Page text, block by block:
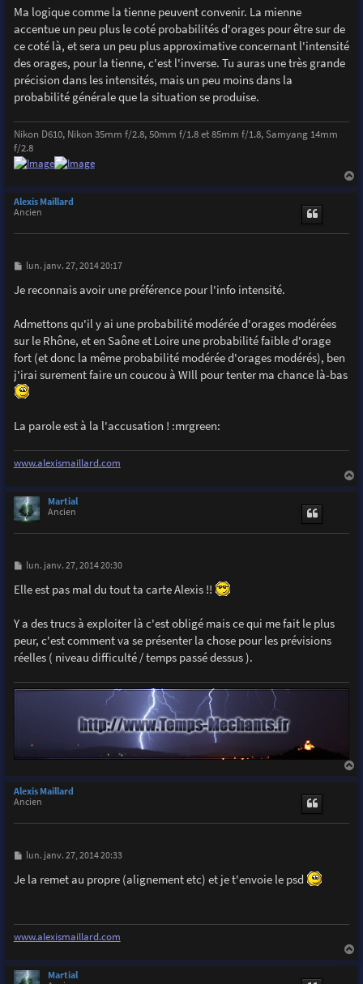
Ma logique comme la tienne peuvent convenir. La mienne
accentue un peu plus le coté probabilités d'orages pour être sur de
ce coté là, et sera un peu plus approximative concernant l'intensité
des orages, pour la tienne, c'est l'inverse. Tu auras une très grande
précision dans les intensités, mais un peu moins dans la
probabilité générale que la situation se produise.
Nikon D610, Nikon 35mm f/2.8, 50mm f/1.8 et 85mm f/1.8, Samyang 14mm
f/2.8
Alexis Maillard
Ancien
M
s
s
g
e
lun. janv. 27, 2014 20:17
Je reconnais avoir une préférence pour l'info intensité.
Admettons qu'il y ai une probabilité modérée d'orages modérées
sur le Rhône, et en Saône et Loire une probabilité faible d'orage
fort (et donc la même probabilité modérée d'orages modérés), ben
j'irai surement faire un coucou à WIll pour tenter ma chance là-bas
La parole est à la l'accusation ! :mrgreen:
www.alexismaillard.com
Martial
Ancien
M
s
s
e
lun. janv. 27, 2014 20:30
Elle est pas mal du tout ta carte Alexis !!
Y a des trucs à exploiter là c'est obligé mais ce qui me fait le plus
peur, c'est comment va se présenter la chose pour les prévisions
réelles ( niveau difficulté / temps passé dessus ).
Alexis Maillard
Ancien
M
s
s
lun. janv. 27, 2014 20:33
Je la remet au propre (alignement etc) et je t'envoie le psd
www.alexismaillard.com
Martial